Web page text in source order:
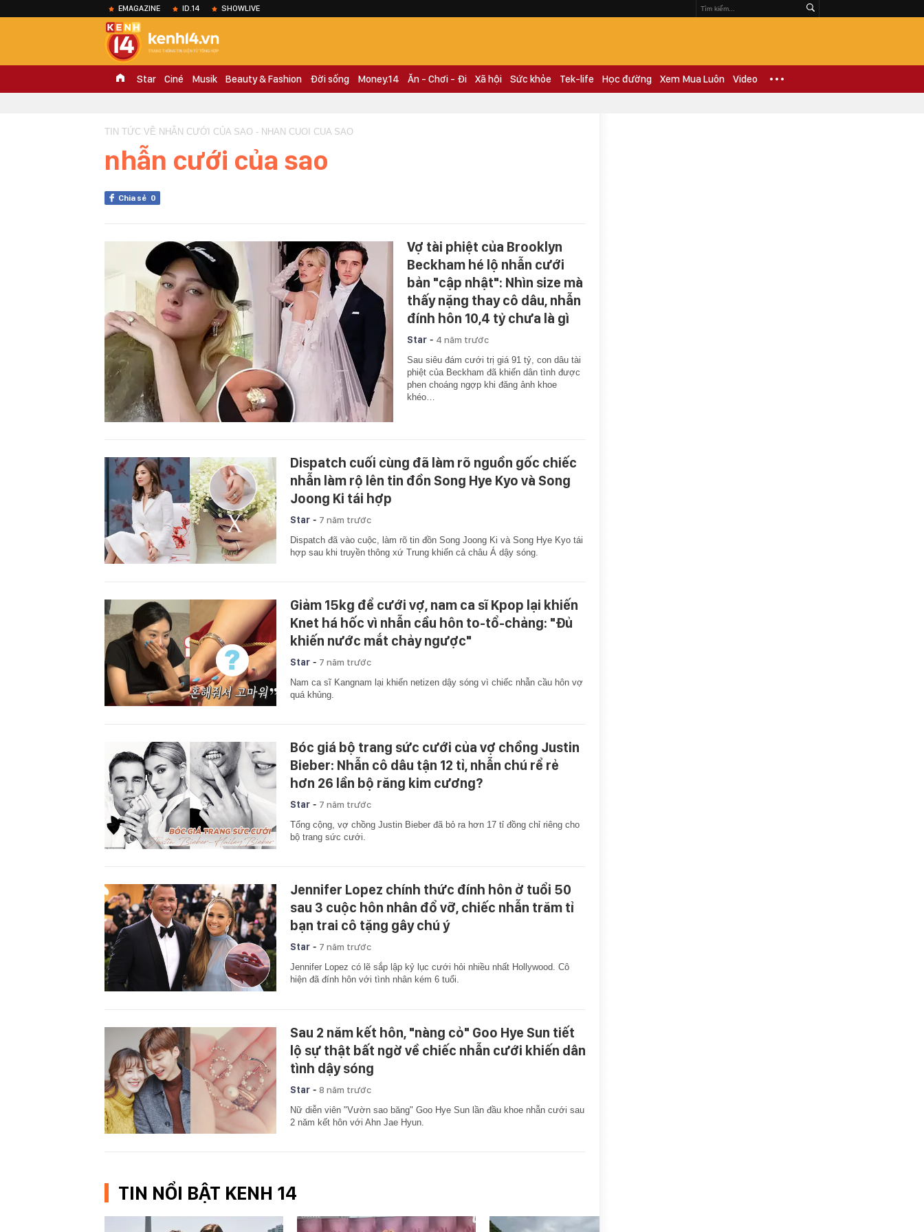
EMAGAZINE ID.14 SHOWLIVE
Star Ciné Musik Beauty & Fashion Đời sống Money.14 Ăn - Chơi - Đi Xã hội Sức khỏe Tek-life Học đường Xem Mua Luôn Video
TIN TỨC VỀ NHẪN CƯỚI CỦA SAO - NHAN CUOI CUA SAO
nhẫn cưới của sao
Chia sẻ 0
Vợ tài phiệt của Brooklyn
Beckham hé lộ nhẫn cưới
bản "cập nhật": Nhìn size mà
thấy nặng thay cô dâu, nhẫn
đính hôn 10,4 tỷ chưa là gì
Star - 4 năm trước
Sau siêu đám cưới trị giá 91 tỷ, con dâu tài
phiệt của Beckham đã khiến dân tình được
phen choáng ngợp khi đăng ảnh khoe
khéo…
Dispatch cuối cùng đã làm rõ nguồn gốc chiếc
nhẫn làm rộ lên tin đồn Song Hye Kyo và Song
Joong Ki tái hợp
Star - 7 năm trước
Dispatch đã vào cuộc, làm rõ tin đồn Song Joong Ki và Song Hye Kyo tái
hợp sau khi truyền thông xứ Trung khiến cả châu Á dậy sóng.
Giảm 15kg để cưới vợ, nam ca sĩ Kpop lại khiến
Knet há hốc vì nhẫn cầu hôn to-tổ-chảng: "Đủ
khiến nước mắt chảy ngược"
Star - 7 năm trước
Nam ca sĩ Kangnam lại khiến netizen dậy sóng vì chiếc nhẫn cầu hôn vợ
quá khủng.
Bóc giá bộ trang sức cưới của vợ chồng Justin
Bieber: Nhẫn cô dâu tận 12 tỉ, nhẫn chú rể rẻ
hơn 26 lần bộ răng kim cương?
Star - 7 năm trước
Tổng cộng, vợ chồng Justin Bieber đã bỏ ra hơn 17 tỉ đồng chỉ riêng cho
bộ trang sức cưới.
Jennifer Lopez chính thức đính hôn ở tuổi 50
sau 3 cuộc hôn nhân đổ vỡ, chiếc nhẫn trăm tỉ
bạn trai cô tặng gây chú ý
Star - 7 năm trước
Jennifer Lopez có lẽ sắp lập kỷ lục cưới hỏi nhiều nhất Hollywood. Cô
hiện đã đính hôn với tình nhân kém 6 tuổi.
Sau 2 năm kết hôn, "nàng cỏ" Goo Hye Sun tiết
lộ sự thật bất ngờ về chiếc nhẫn cưới khiến dân
tình dậy sóng
Star - 8 năm trước
Nữ diễn viên "Vườn sao băng" Goo Hye Sun lần đầu khoe nhẫn cưới sau
2 năm kết hôn với Ahn Jae Hyun.
TIN NỔI BẬT KENH 14